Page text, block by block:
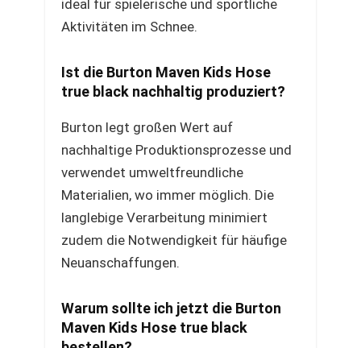
ideal für spielerische und sportliche
Aktivitäten im Schnee.
Ist die Burton Maven Kids Hose
true black nachhaltig produziert?
Burton legt großen Wert auf
nachhaltige Produktionsprozesse und
verwendet umweltfreundliche
Materialien, wo immer möglich. Die
langlebige Verarbeitung minimiert
zudem die Notwendigkeit für häufige
Neuanschaffungen.
Warum sollte ich jetzt die Burton
Maven Kids Hose true black